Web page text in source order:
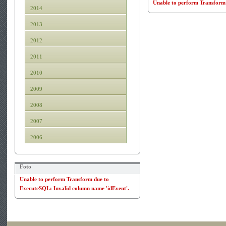
2014
2013
2012
2011
2010
2009
2008
2007
2006
Foto
Unable to perform Transform due to
ExecuteSQL: Invalid column name 'idEvent'.
Unable to perform